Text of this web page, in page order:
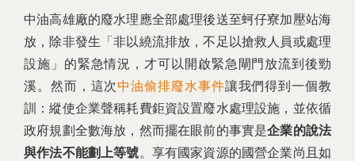
中油高雄廠的廢水理應全部處理後送至蚵仔寮加壓站海
放，除非發生「非以繞流排放，不足以搶救人員或處理
設施」的緊急情況，才可以開啟緊急閘門放流到後勁
溪。然而，這次中油偷排廢水事件讓我們得到一個教
訓：縱使企業聲稱耗費鉅資設置廢水處理設施，並依循
政府規劃全數海放，然而擺在眼前的事實是企業的說法
與作法不能劃上等號。享有國家資源的國營企業尚且如